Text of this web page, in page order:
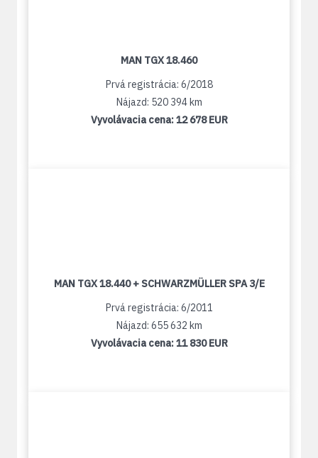
MAN TGX 18.460
Prvá registrácia: 6/2018
Nájazd: 520 394 km
Vyvolávacia cena:12 678 EUR
MAN TGX 18.440 + SCHWARZMÜLLER SPA 3/E
Prvá registrácia: 6/2011
Nájazd: 655 632 km
Vyvolávacia cena:11 830 EUR